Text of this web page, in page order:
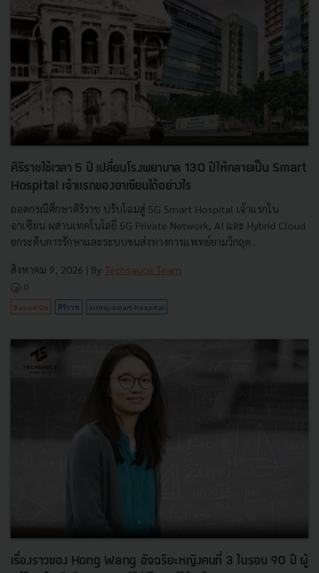
ศิริราชใช้เวลา 5 ปี เปลี่ยนโรงพยาบาล 130 ปีให้กลายเป็น Smart
Hospital เจ้าแรกของอาเซียนได้อย่างไร
ถอดกรณีศึกษาศิริราช ปรับโฉมสู่ 5G Smart Hospital เจ้าแรกใน
อาเซียน ผสานเทคโนโลยี 5G Private Network, AI และ Hybrid Cloud
ยกระดับการรักษาและระบบขนส่งทางการแพทย์ยามวิกฤต...
สิงหาคม 9, 2026 | By Techsauce Team
0
Based On ศิริราช siriraj-smart-hospital
เรื่องราวของ Hong Wang อัจฉริยะหญิงคนที่ 3 ในรอบ 90 ปี ผู้